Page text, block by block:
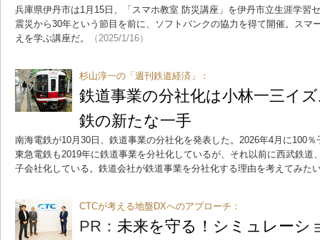
兵庫県伊丹市は1月15日、「スマホ教室 防災講座」を伊丹市立生涯学習
震災から30年という節目を前に、ソフトバンクの協力を得て開催。スマ
えを学ぶ講座だ。
（2025/1/16）
杉山淳一の「週刊鉄道経済」：
鉄道事業の分社化は小林一三イ
鉄の新たな一手
南海電鉄が10月30日、鉄道事業の分社化を発表した。2026年4月に100
東急電鉄も2019年に鉄道事業を分社化しているが、それ以前に西武鉄道
子会社化している。鉄道会社が鉄道事業を分社化する理由を考えてみた
CTCが考える地盤DXへのアプローチ：
PR： 未来を守る！シミュレーシ